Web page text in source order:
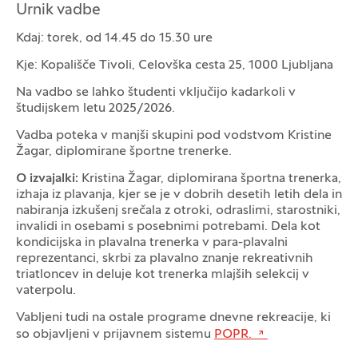
Urnik vadbe
Kdaj: torek, od 14.45 do 15.30 ure
Kje: Kopališče Tivoli, Celovška cesta 25, 1000 Ljubljana
Na vadbo se lahko študenti vključijo kadarkoli v
študijskem letu 2025/2026.
Vadba poteka v manjši skupini pod vodstvom Kristine
Žagar, diplomirane športne trenerke.
O izvajalki: Kristina Žagar, diplomirana športna trenerka,
izhaja iz plavanja, kjer se je v dobrih desetih letih dela in
nabiranja izkušenj srečala z otroki, odraslimi, starostniki,
invalidi in osebami s posebnimi potrebami. Dela kot
kondicijska in plavalna trenerka v para-plavalni
reprezentanci, skrbi za plavalno znanje rekreativnih
triatloncev in deluje kot trenerka mlajših selekcij v
vaterpolu.
Vabljeni tudi na ostale programe dnevne rekreacije, ki
so objavljeni v prijavnem sistemu POPR.